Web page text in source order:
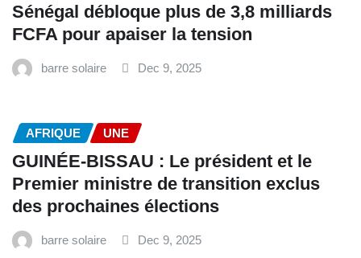
Sénégal débloque plus de 3,8 milliards
FCFA pour apaiser la tension
barre solaire Dec 9, 2025
AFRIQUE UNE
GUINÉE-BISSAU : Le président et le
Premier ministre de transition exclus
des prochaines élections
barre solaire Dec 9, 2025